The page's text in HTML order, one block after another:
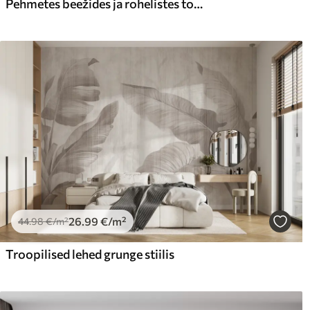
65.0039.00€/m² Pehmetes beežides ja rohelistes toonides troopilised lehed, akvarelli efektiga ja õrnade värvide üleminekutega
44.98€/m²26.99 €/m²
Troopilised lehed grunge stiilis